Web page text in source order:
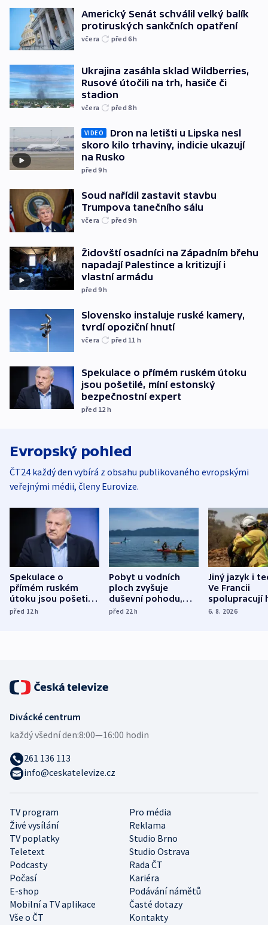
Americký Senát schválil velký balík
protiruských sankčních opatření
včera před 6h
Ukrajina zasáhla sklad Wildberries,
Rusové útočili na trh, hasiče či
stadion
včera před 8h
VIDEO
Dron na letišti u Lipska nesl
skoro kilo trhaviny, indicie ukazují
na Rusko
před 9h
Soud nařídil zastavit stavbu
Trumpova tanečního sálu
včera před 9h
Židovští osadníci na Západním břehu
napadají Palestince a kritizují i
vlastní armádu
před 9h
Slovensko instaluje ruské kamery,
tvrdí opoziční hnutí
včera před 11 h
Spekulace o přímém ruském útoku
jsou pošetilé, míní estonský
bezpečnostní expert
před 12 h
Evropský pohled
ČT24 každý den vybírá z obsahu publikovaného evropskými
veřejnými médii, členy Eurovize.
Spekulace o
přímém ruském
útoku jsou pošetilé,
míní estonský
před 12h
Pobyt u vodních
ploch zvyšuje
duševní pohodu,
ukázala
před 22h
Jiný jazyk i
Ve Francii
spolupracují
různých zemí
6. 8. 2026
TV program
Pro média
Živé vysílání
Reklama
TV poplatky
Studio Brno
Teletext
Studio Ostrava
Podcasty
Rada ČT
Počasí
Kariéra
E-shop
Podávání námětů
Mobilní a TV aplikace
Časté dotazy
Vše o ČT
Kontakty
Divácké centrum
každý všední den:8:00—16:00 hodin
261 136 113
info@ceskatelevize.cz